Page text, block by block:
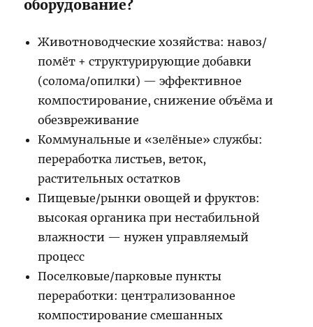
оборудование?
Животноводческие хозяйства: навоз/
помёт + структурирующие добавки
(солома/опилки) — эффективное
компостирование, снижение объёма и
обезвреживание
Коммунальные и «зелёные» службы:
переработка листьев, веток,
растительных остатков
Пищевые/рынки овощей и фруктов:
высокая органика при нестабильной
влажности — нужен управляемый
процесс
Поселковые/парковые пункты
переработки: централизованное
компостирование смешанных